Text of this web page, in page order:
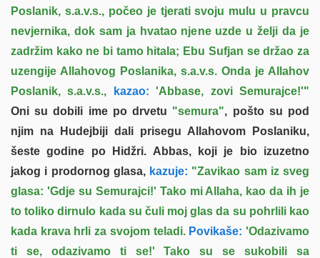
Poslanik, s.a.v.s., počeo je tjerati svoju mulu u pravcu
nevjernika, dok sam ja hvatao njene uzde u želji da je
zadržim kako ne bi tamo hitala; Ebu Sufjan se držao za
uzengije Allahovog Poslanika, s.a.v.s. Onda je Allahov
Poslanik, s.a.v.s., kazao: 'Abbase, zovi Semurajce!'"
Oni su dobili ime po drvetu "semura", pošto su pod
njim na Hudejbiji dali prisegu Allahovom Poslaniku,
šeste godine po Hidžri. Abbas, koji je bio izuzetno
jakog i prodornog glasa,kazuje: "Zavikao sam iz sveg
glasa: 'Gdje su Semurajci!' Tako mi Allaha, kao da ih je
to toliko dirnulo kada su čuli moj glas da su pohrlili kao
kada krava hrli za svojom teladi.Povikaše: 'Odazivamo
ti se, odazivamo ti se!' Tako su se sukobili sa